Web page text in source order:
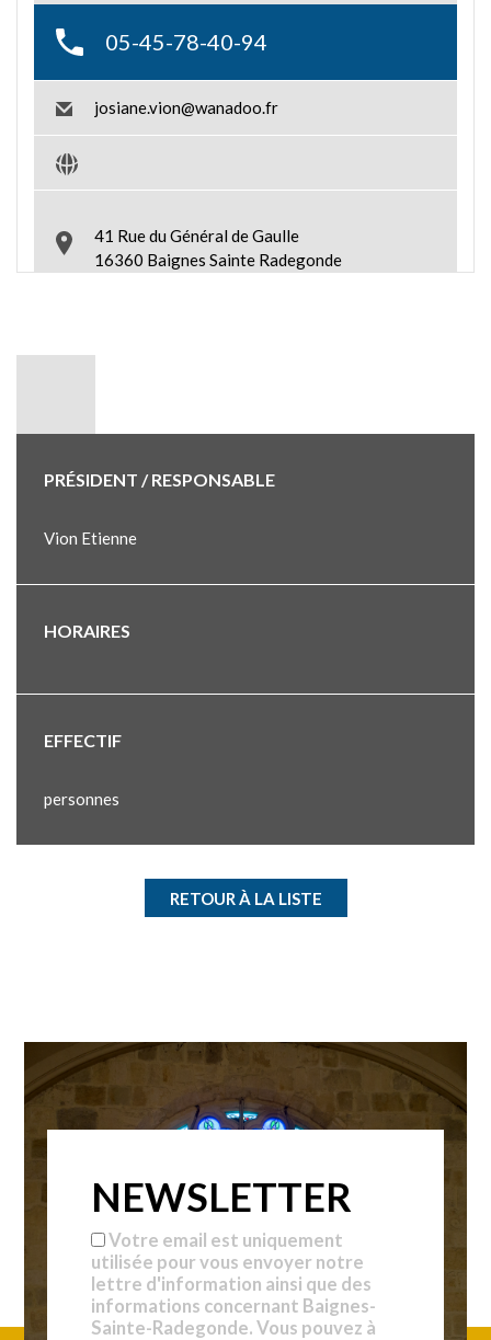
05-45-78-40-94
josiane.vion@wanadoo.fr
41 Rue du Général de Gaulle
16360 Baignes Sainte Radegonde
PRÉSIDENT / RESPONSABLE
Vion Etienne
HORAIRES
EFFECTIF
personnes
RETOUR À LA LISTE
NEWSLETTER
Votre email est uniquement
utilisée pour vous envoyer notre
lettre d'information ainsi que des
informations concernant Baignes-
Sainte-Radegonde. Vous pouvez à